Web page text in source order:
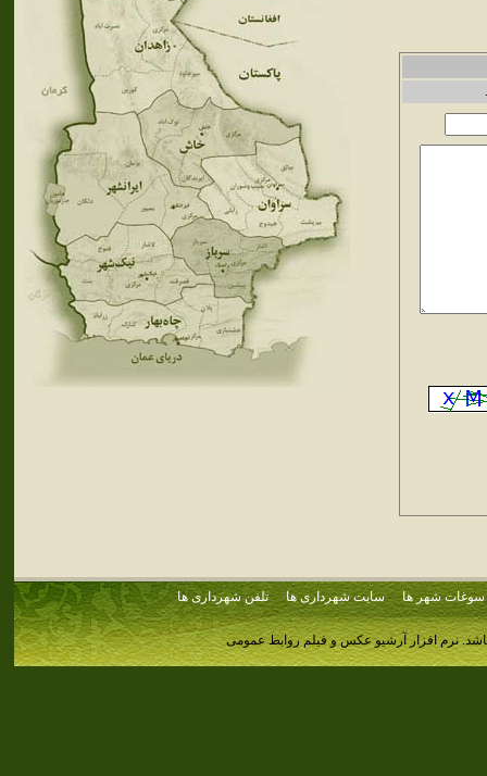
سوغات شهر ها سایت شهرداری ها تلفن شهرداری ها
نرم افزار آرشیو عکس و فیلم روابط عمومی